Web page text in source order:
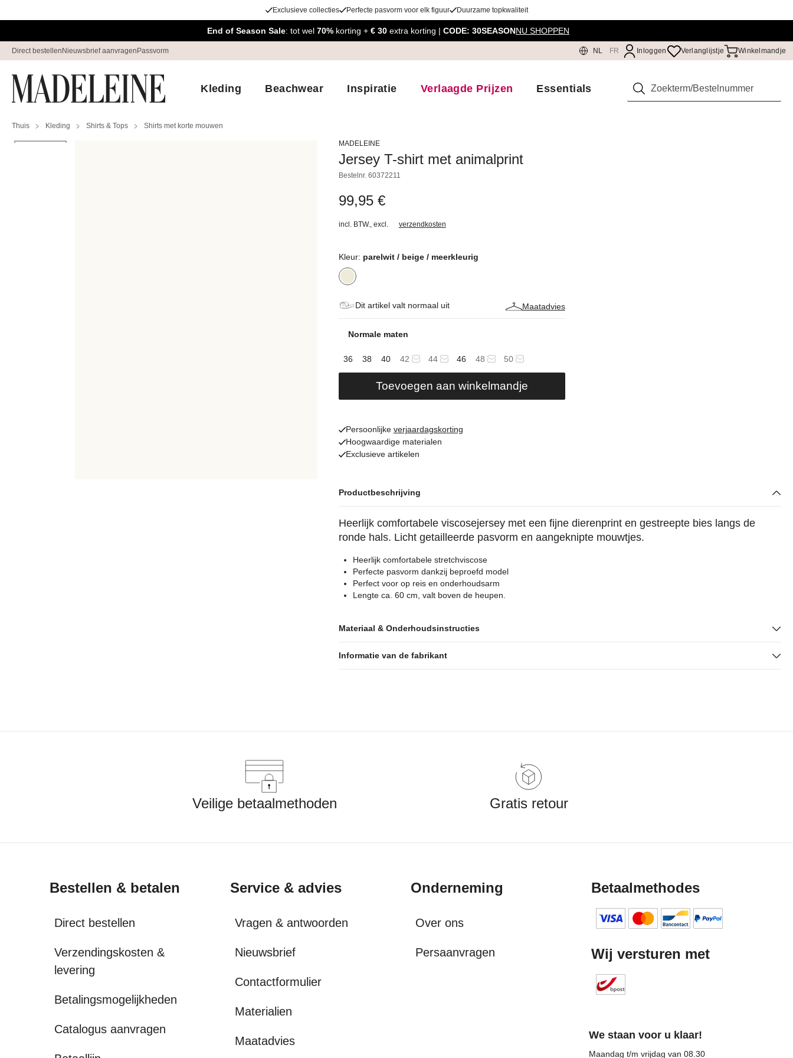
Exclusieve collecties Perfecte pasvorm voor elk figuur Duurzame topkwaliteit
End of Season Sale: tot wel 70% korting + € 30 extra korting | CODE: 30SEASONNU SHOPPEN
Direct bestellen Nieuwsbrief aanvragen Passvorm NL FR Inloggen Verlanglijstje Winkelmandje
Kleding Beachwear Inspiratie Verlaagde Prijzen Essentials Zoeken
Thuis Kleding Shirts & Tops Shirts met korte mouwen
MADELEINE
Jersey T-shirt met animalprint
Bestelnr. 60372211
99,95 €
incl. BTW., excl. verzendkosten
Kleur: parelwit / beige / meerkleurig
Dit artikel valt normaal uit Maatadvies
Normale maten
36 38 40 42 44 46 48 50
Toevoegen aan winkelmandje
Persoonlijke verjaardagskorting
Hoogwaardige materialen
Exclusieve artikelen
Productbeschrijving
Heerlijk comfortabele viscosejersey met een fijne dierenprint en gestreepte bies langs de
ronde hals. Licht getailleerde pasvorm en aangeknipte mouwtjes.
Heerlijk comfortabele stretchviscose
Perfecte pasvorm dankzij beproefd model
Perfect voor op reis en onderhoudsarm
Lengte ca. 60 cm, valt boven de heupen.
Materiaal & Onderhoudsinstructies
Informatie van de fabrikant
Veilige betaalmethoden Gratis retour
Bestellen & betalen
Direct bestellen
Verzendingskosten &
levering
Betalingsmogelijkheden
Catalogus aanvragen
Service & advies
Vragen & antwoorden
Nieuwsbrief
Contactformulier
Materialien
Maatadvies
Onderneming
Over ons
Persaanvragen
Betaalmethodes
Wij versturen met
We staan voor u klaar!
Maandag t/m vrijdag van 08.30